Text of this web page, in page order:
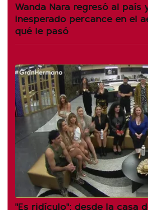
Wanda Nara regresó al país
inesperado percance en el
qué le pasó
"Es ridículo": desde la casa